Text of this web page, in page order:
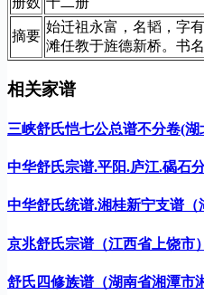
摘要
始迁祖永富，名韬，字
滩任教于旌德新桥。书
相关家谱
三峡舒氏恺七公总谱不分卷(湖
中华舒氏宗谱.平阳.庐江.碣石
中华舒氏统谱.湘桂新宁支谱（
京兆舒氏宗谱（江西省上饶市）
舒氏四修族谱（湖南省湘潭市